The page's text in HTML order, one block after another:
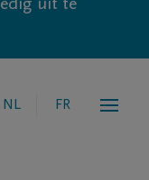
uit te
NL FR